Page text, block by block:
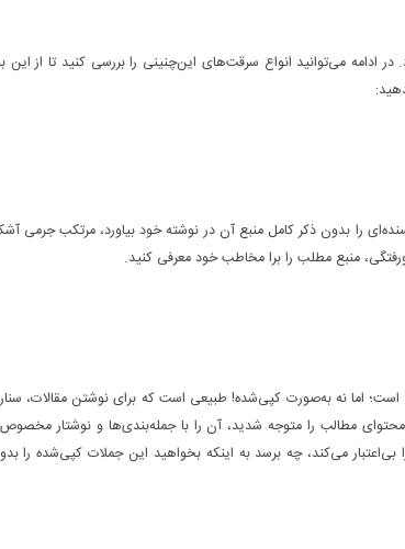
می‌توانید انواع سرقت‌های این‌چنینی را بررسی کنید تا از این
را بدون ذکر کامل منبع آن در نوشته خود بیاورد، مرتکب جرمی
منبع مطلب را برا مخاطب خود معرفی کنید.
اما نه به‌صورت کپی‌شده! طبیعی است که برای نوشتن مقالات،
محتوای مطالب را متوجه شدید، آن را با جمله‌بندی‌ها و نوشتار
می‌کند، چه برسد به اینکه بخواهید این جملات کپی‌شده را